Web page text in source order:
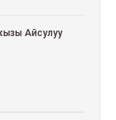
Айсулуу